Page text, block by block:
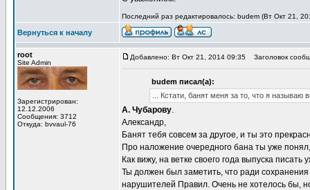
Последний раз редактировалось: budem (Вт Окт 21,
Вернуться к началу
root
Site Admin
Зарегистрирован:
12.12.2006
Сообщения: 3712
Откуда: bvvaul-76
Добавлено: Вт Окт 21, 2014 09:35 Заголовок
budem писал(а):
... Кстати, банят меня за то, что я
А. Чубарову.
Александр,
Банят тебя совсем за другое, и ты это
Про наложение очередного бана ты уже
Как вижу, на ветке своего года выпуска
Ты должен был заметить, что ради
нарушителей Правил. Очень не хотелось бы,